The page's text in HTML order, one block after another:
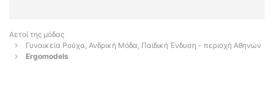
Αετοί της μόδας
Γυναικεία Ρούχα, Ανδρική Μόδα, Παιδική Ένδυση - περιοχή Αθηνών
Ergomodels